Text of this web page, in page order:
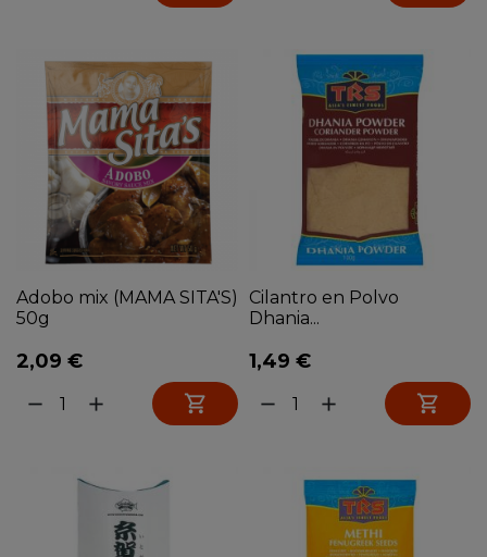
Adobo mix (MAMA SITA'S)
50g
2,09 €
remove add 
Cilantro en Polvo
Dhania...
1,49 €
remove add 